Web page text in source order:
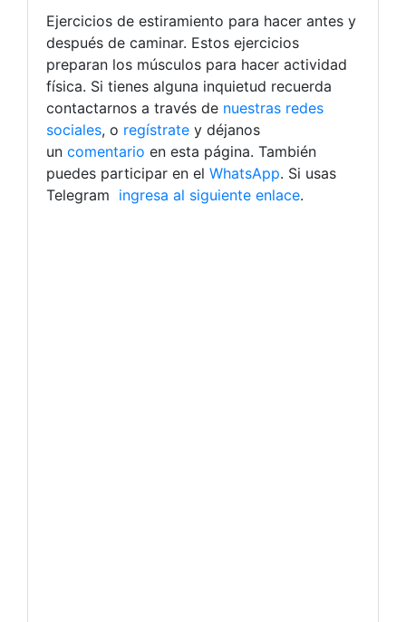
Ejercicios de estiramiento para hacer antes y
después de caminar. Estos ejercicios
preparan los músculos para hacer actividad
física. Si tienes alguna inquietud recuerda
contactarnos a través de nuestras redes
sociales, o regístrate y déjanos
un comentario en esta página. También
puedes participar en el WhatsApp. Si usas
Telegram ingresa al siguiente enlace.